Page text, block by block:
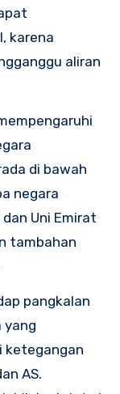
karena
aliran
di bawah
negara
Uni Emirat
tambahan
pangkalan
yang
ketegangan
AS.